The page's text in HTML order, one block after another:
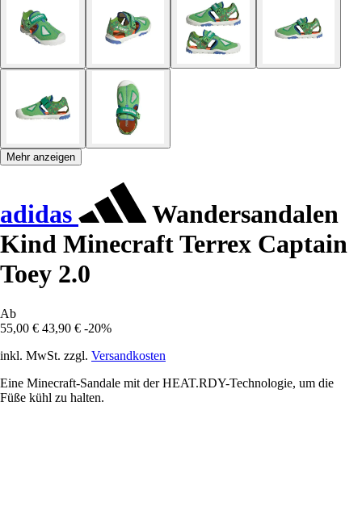
Mehr anzeigen
adidas
Wandersandalen
Kind Minecraft Terrex Captain
Toey 2.0
Ab
55,00 € 43,90 € -20%
inkl. MwSt. zzgl. Versandkosten
Eine Minecraft-Sandale mit der HEAT.RDY-Technologie, um die
Füße kühl zu halten.